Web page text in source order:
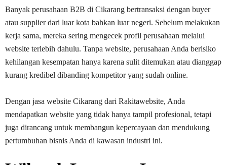
Banyak perusahaan B2B di Cikarang bertransaksi dengan buyer
atau supplier dari luar kota bahkan luar negeri. Sebelum melakukan
kerja sama, mereka sering mengecek profil perusahaan melalui
website terlebih dahulu. Tanpa website, perusahaan Anda berisiko
kehilangan kesempatan hanya karena sulit ditemukan atau dianggap
kurang kredibel dibanding kompetitor yang sudah online.
Dengan jasa website Cikarang dari Rakitawebsite, Anda
mendapatkan website yang tidak hanya tampil profesional, tetapi
juga dirancang untuk membangun kepercayaan dan mendukung
pertumbuhan bisnis Anda di kawasan industri ini.